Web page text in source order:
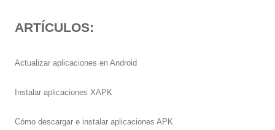
ARTÍCULOS:
Actualizar aplicaciones en Android
Instalar aplicaciones XAPK
Cómo descargar e instalar aplicaciones APK